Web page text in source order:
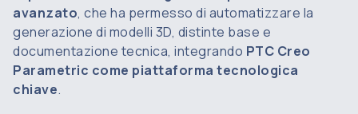
avanzato, che ha permesso di automatizzare la
generazione di modelli 3D, distinte base e
documentazione tecnica, integrando PTC Creo
Parametric come piattaforma tecnologica
chiave.